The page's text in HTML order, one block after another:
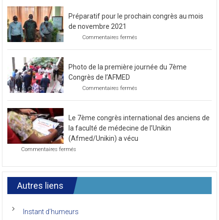
Préparatif pour le prochain congrès au mois
de novembre 2021
Commentaires fermés
prochain
de
2021
Photo de la première journée du 7ème
Congrès de l’AFMED
Commentaires fermés
première
journée
7ème
l’AFMED
Le 7ème congrès international des anciens de
la faculté de médecine de l’Unikin
(Afmed/Unikin) a vécu
Commentaires fermés
congrès
international
anciens
la
Autres liens
Instant d’humeurs